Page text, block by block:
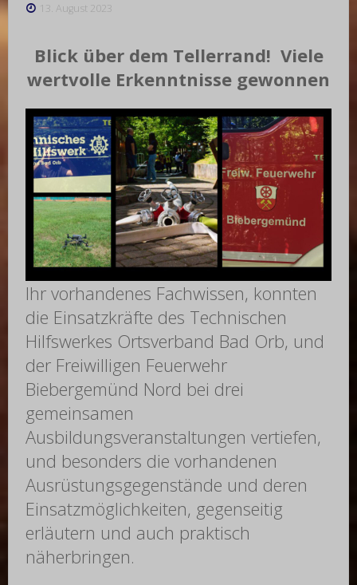
13. August 2023
Blick über dem Tellerrand! Viele
wertvolle Erkenntnisse gewonnen
Ihr vorhandenes Fachwissen, konnten
die Einsatzkräfte des Technischen
Hilfswerkes Ortsverband Bad Orb, und
der Freiwilligen Feuerwehr
Biebergemünd Nord bei drei
gemeinsamen
Ausbildungsveranstaltungen vertiefen,
und besonders die vorhandenen
Ausrüstungsgegenstände und deren
Einsatzmöglichkeiten, gegenseitig
erläutern und auch praktisch
näherbringen.